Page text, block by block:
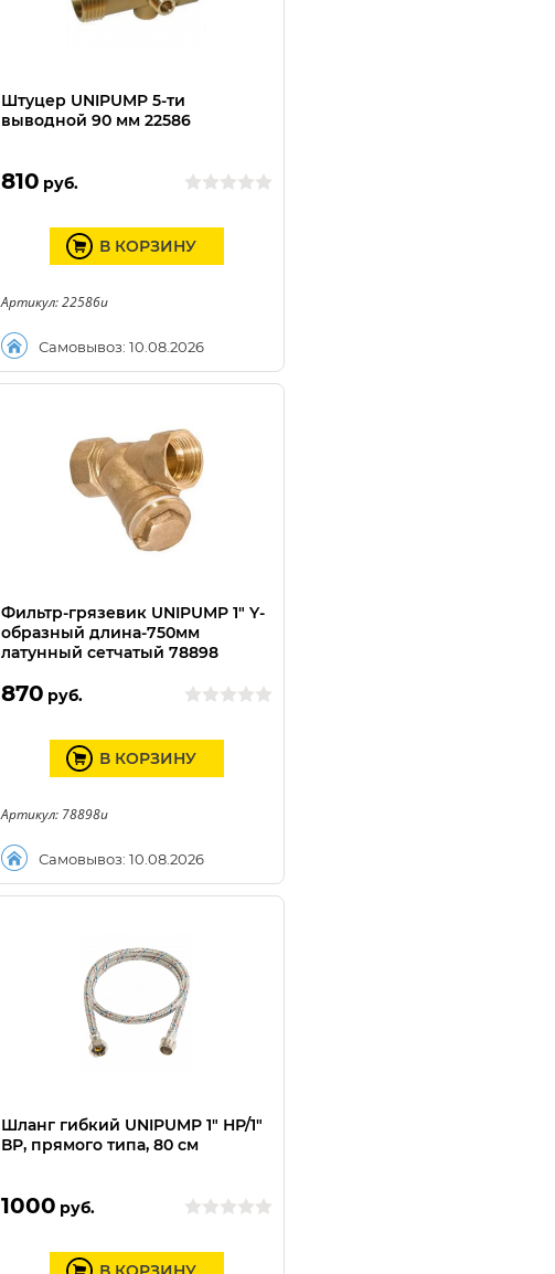
Штуцер UNIPUMP 5-ти
выводной 90 мм 22586
810 руб.
Самовывоз: 10.08.2026
В КОРЗИНУ
Артикул: 22586u
Фильтр-грязевик UNIPUMP 1" Y-
образный длина-750мм
латунный сетчатый 78898
870 руб.
Самовывоз: 10.08.2026
В КОРЗИНУ
Артикул: 78898u
Шланг гибкий UNIPUMP 1" НР/1"
ВР, прямого типа, 80 см
1000 руб.